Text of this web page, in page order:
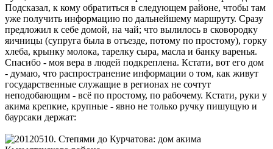
Подсказал, к кому обратиться в следующем районе, чтобы там
уже получить информацию по дальнейшему маршруту. Сразу
предложил к себе домой, на чай; что вылилось в сковородку
яичницы (супруга была в отъезде, потому по простому), горку
хлеба, крынку молока, тарелку сыра, масла и банку варенья.
Спасибо - моя вера в людей подкреплена. Кстати, вот его дом
- думаю, что распространение информации о том, как живут
государственные служащие в регионах не сочтут
неподобающим - всё по простому, по рабочему. Кстати, руки у
акима крепкие, крупные - явно не только ручку пишущую и
баурсаки держат: